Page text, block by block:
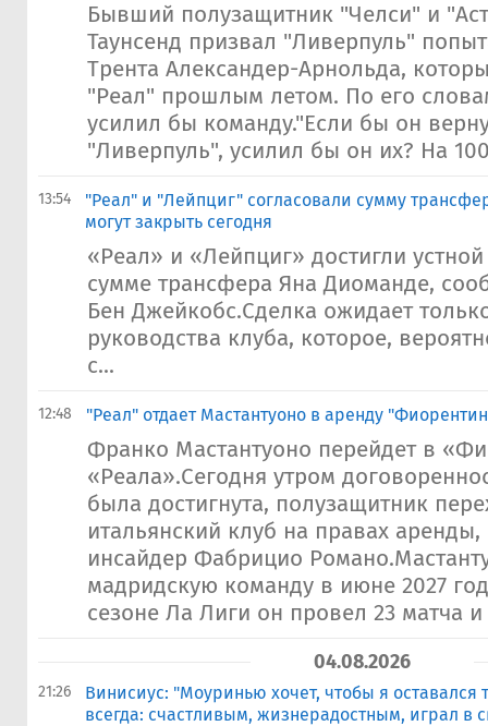
Бывший полузащитник "Челси" и
Таунсенд призвал "Ливерпуль"
Трента Александер-Арнольда,
"Реал" прошлым летом. По его
усилил бы команду."Если бы он
"Ливерпуль", усилил бы он их? На
13:54
​"Реал" и "Лейпциг" согласовали сумму
могут закрыть сегодня
«Реал» и «Лейпциг» достигли
сумме трансфера Яна Диоманде,
Бен Джейкобс.Сделка ожидает
руководства клуба, которое,
с...
12:48 "Реал" отдает Мастантуоно в аренду
Франко Мастантуоно перейдет в
«Реала».Сегодня утром
была достигнута, полузащитник
итальянский клуб на правах
инсайдер Фабрицио
мадридскую команду в июне 2027
сезоне Ла Лиги он провел 23 матча и
04.08.2026
21:26
​Винисиус: "Моуринью хочет, чтобы я оставался
всегда: счастливым, жизнерадостным, играл в